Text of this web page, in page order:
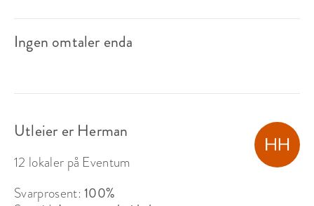
Ingen omtaler enda
Utleier er Herman
12 lokaler på Eventum
Svarprosent:100%